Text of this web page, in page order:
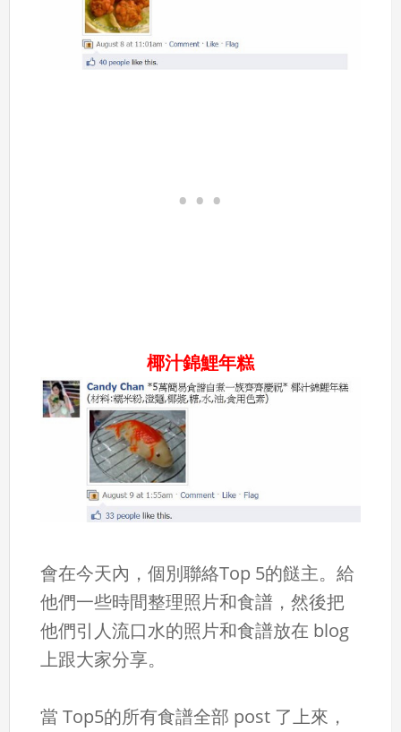
椰汁錦鯉年糕
會在今天內，個別聯絡Top 5的餸主。給
他們一些時間整理照片和食譜，然後把
他們引人流口水的照片和食譜放在 blog
上跟大家分享。
當 Top5的所有食譜全部 post 了上來，